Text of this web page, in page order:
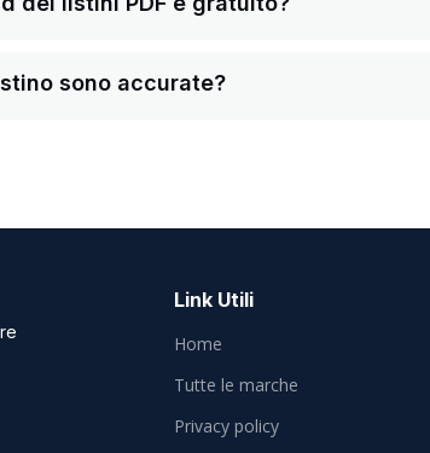
sono accurate?
Link Utili
Home
Tutte le marche
Privacy policy